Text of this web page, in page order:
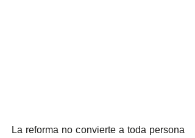
La reforma no convierte a toda persona